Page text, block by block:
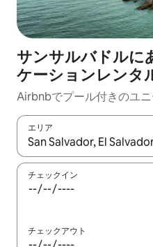
サンサルバドルに
ケーションレンタ
Airbnbでプール付きのユ
エリア
検索結果が表示されたら、
チェックイン
チェックアウト